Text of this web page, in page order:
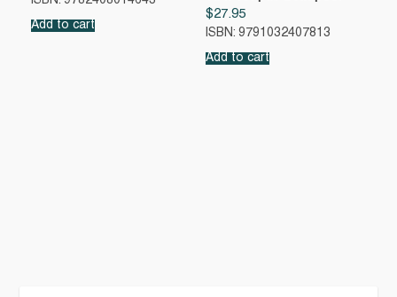
Add to cart
$27.95
ISBN: 9791032407813
Add to cart